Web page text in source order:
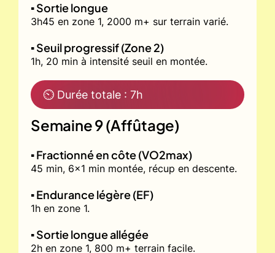
▪️ Sortie longue
3h45 en zone 1, 2000 m+ sur terrain varié.
▪️ Seuil progressif (Zone 2)
1h, 20 min à intensité seuil en montée.
⏲ Durée totale : 7h
Semaine 9 (Affûtage)
▪️ Fractionné en côte (VO2max)
45 min, 6x1 min montée, récup en descente.
▪️ Endurance légère (EF)
1h en zone 1.
▪️ Sortie longue allégée
2h en zone 1, 800 m+ terrain facile.